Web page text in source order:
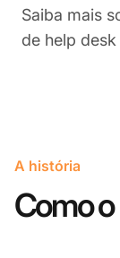
Saiba mais
de help
A história
Como